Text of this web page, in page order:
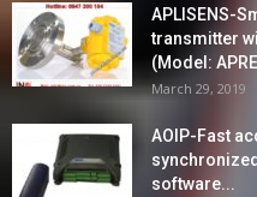
APLISENS-
transmitter
(Model:
March 29, 2019
AOIP-Fast
software...